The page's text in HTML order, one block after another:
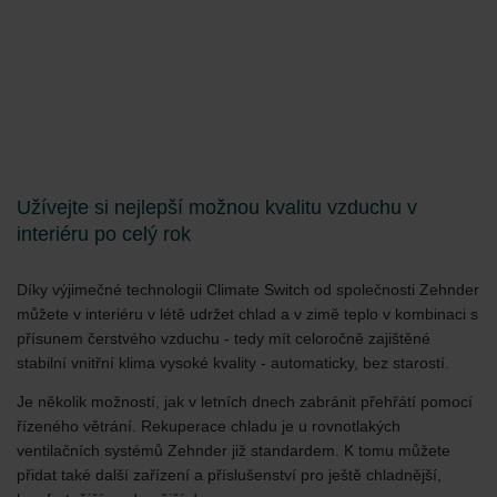
Užívejte si nejlepší možnou kvalitu vzduchu v
interiéru po celý rok
Díky výjimečné technologii Climate Switch od společnosti Zehnder
můžete v interiéru v létě udržet chlad a v zimě teplo v kombinaci s
přísunem čerstvého vzduchu - tedy mít celoročně zajištěné
stabilní vnitřní klima vysoké kvality - automaticky, bez starostí.
Je několik možností, jak v letních dnech zabránit přehřátí pomocí
řízeného větrání. Rekuperace chladu je u rovnotlakých
ventilačních systémů Zehnder již standardem. K tomu můžete
přidat také další zařízení a příslušenství pro ještě chladnější,